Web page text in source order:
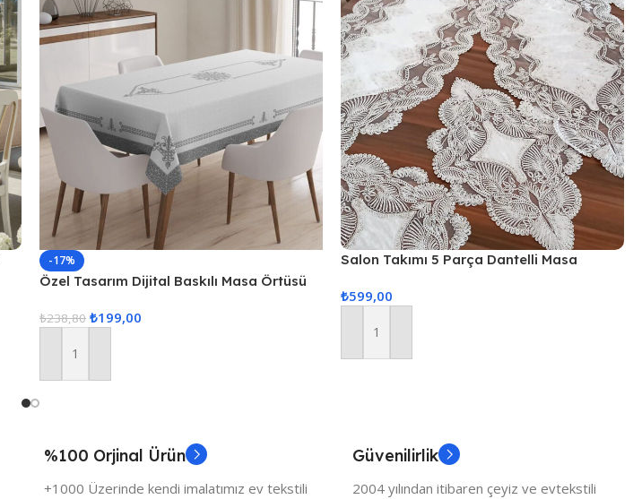
-17%
Özel Tasarım Dijital Baskılı Masa Örtüsü
₺238,80 ₺199,00
Sepete Ekle
Salon Takımı 5 Parça Dantelli Masa
₺599,00
Sepete Ekle
%100 Orjinal Ürün
+1000 Üzerinde kendi imalatımız ev tekstili
Güvenilirlik
2004 yılından itibaren çeyiz ve evtekstili